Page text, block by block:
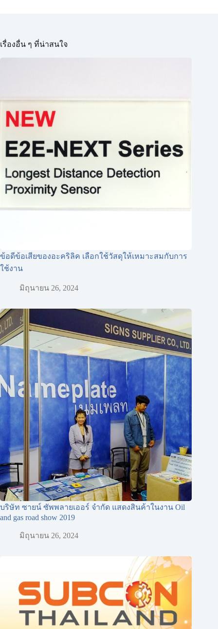
เรื่องอื่น ๆ ที่น่าสนใจ
ข้อดีข้อเสียของอะคริลิค เลือกใช้วัสดุให้เหมาะสมกับการ
ใช้งาน
มิถุนายน 26, 2024
บริษัท ซายน์ ซัพพลายเออร์ จำกัด แสดงสินค้าในงาน Oil
and gas road show 2019
มิถุนายน 26, 2024